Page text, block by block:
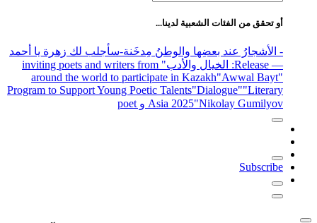
أو تحقق من الفئات الشعبية لدينا...
- الأشجارُ عند بعضِها والوطنُ مِدخَنة-سأجلب لك زهرة يا أحمد
— Release
: الخيال والأدب
" inviting poets and writers from
around the world to participate in Kazakh"Awwal Bayt"
Program to Support Young Poetic Talents"Dialogue""Literary
Asia 2025"Nikolay Gumilyov و poet
Subscribe